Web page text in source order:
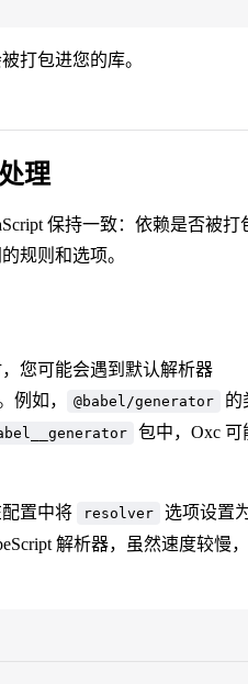
打包进您的库。
理
保持一致：依赖是否被打
规则和选项。
您可能会遇到默认解析器
例如，
@babel/generator
的
包中，Oxc 可
置中将 resolver 选项设置
解析器，虽然速度较慢，